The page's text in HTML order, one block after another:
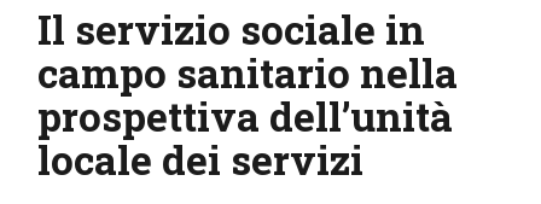
Il servizio sociale in
campo sanitario nella
prospettiva dell’unità
locale dei servizi